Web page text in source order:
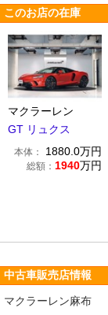
このお店の在庫
マクラーレン
GT リュクス
本体： 1880.0万円
総額： 1940万円
中古車販売店情報
マクラーレン麻布